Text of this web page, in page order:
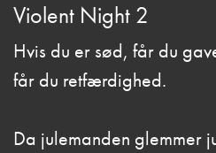
Violent Night 2
Hvis du er sød, får du
får du retfærdighed.
Da julemanden glemmer